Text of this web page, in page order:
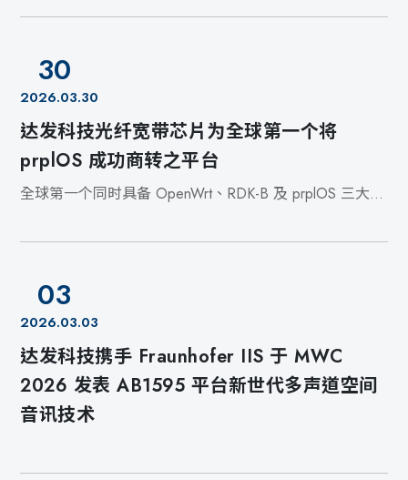
30
2026.03.30
达发科技光纤宽带芯片为全球第一个将
prplOS 成功商转之平台
全球第一个同时具备 OpenWrt、RDK-B 及 prplOS 三大开
03
2026.03.03
达发科技携手 Fraunhofer IIS 于 MWC
2026 发表 AB1595 平台新世代多声道空间
音讯技术